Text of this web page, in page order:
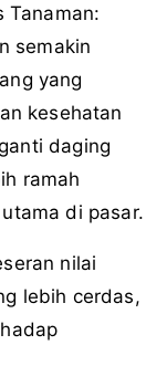
Tanaman:
semakin
yang
kesehatan
daging
ramah
di pasar.
nilai
lebih cerdas,